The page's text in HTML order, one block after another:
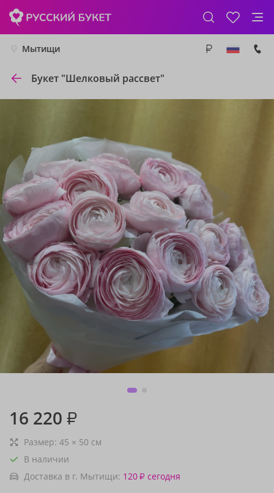
Мытищи
Букет "Шелковый рассвет"
16 220 ₽
Размер: 45 × 50 см
В наличии
Доставка в г. Мытищи: 120₽ сегодня